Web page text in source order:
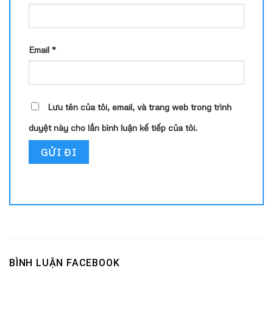
Email *
Lưu tên của tôi, email, và trang web trong trình
duyệt này cho lần bình luận kế tiếp của tôi.
BÌNH LUẬN FACEBOOK